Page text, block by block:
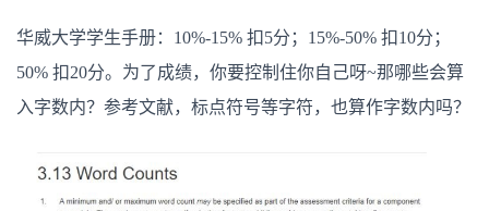
华威大学学生手册：10%-15% 扣5分；15%-50% 扣10分；
50% 扣20分。为了成绩，你要控制住你自己呀~那哪些会算
入字数内？参考文献，标点符号等字符，也算作字数内吗？